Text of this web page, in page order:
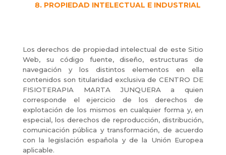
PROPIEDAD INTELECTUAL E INDUSTRIAL
Los derechos de propiedad intelectual de este Sitio
Web, su código fuente, diseño, estructuras de
navegación y los distintos elementos en ella
contenidos son titularidad exclusiva de CENTRO DE
FISIOTERAPIA MARTA JUNQUERA a quien
corresponde el ejercicio de los derechos de
explotación de los mismos en cualquier forma y, en
especial, los derechos de reproducción, distribución,
comunicación pública y transformación, de acuerdo
con la legislación española y de la Unión Europea
aplicable.